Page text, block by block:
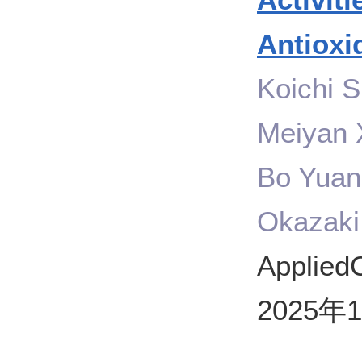
Koichi
Meiyan
Bo
2025年